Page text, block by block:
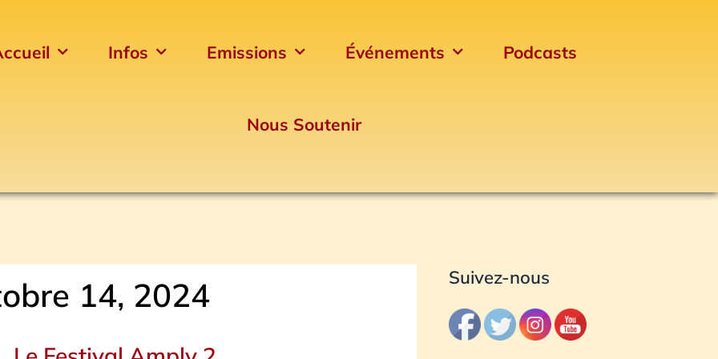
Infos Emissions Événements Podcasts
Nous Soutenir
14, 2024 Suivez-nous
Archives